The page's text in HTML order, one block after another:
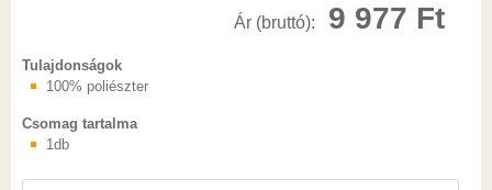
Ár (bruttó): 9 977 Ft
Tulajdonságok
100% poliészter
Csomag tartalma
1db